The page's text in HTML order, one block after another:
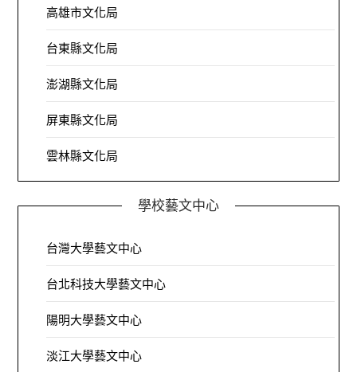
高雄市文化局
台東縣文化局
澎湖縣文化局
屏東縣文化局
雲林縣文化局
學校藝文中心
台灣大學藝文中心
台北科技大學藝文中心
陽明大學藝文中心
淡江大學藝文中心